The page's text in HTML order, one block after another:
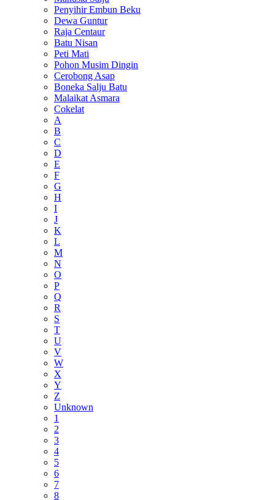
Penyihir Embun Beku
Dewa Guntur
Raja Centaur
Batu Nisan
Peti Mati
Pohon Musim Dingin
Cerobong Asap
Boneka Salju Batu
Malaikat Asmara
Cokelat
A
B
C
D
E
F
G
H
I
J
K
L
M
N
O
P
Q
R
S
T
U
V
W
X
Y
Z
Unknown
1
2
3
4
5
6
7
8